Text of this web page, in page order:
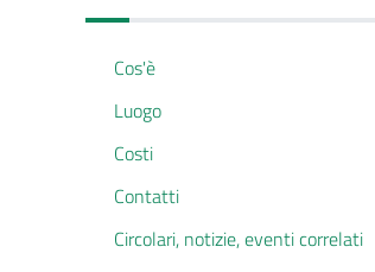
Cos'è
Luogo
Costi
Contatti
Circolari, notizie, eventi correlati